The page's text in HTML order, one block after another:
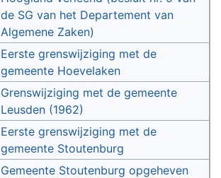
de SG van het Departement van
Algemene Zaken)
Eerste grenswijziging met de
gemeente Hoevelaken
Grenswijziging met de gemeente
Leusden (1962)
Eerste grenswijziging met de
gemeente Stoutenburg
Gemeente Stoutenburg opgeheven